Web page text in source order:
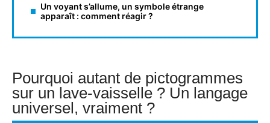
Un voyant s’allume, un symbole étrange
apparaît : comment réagir ?
Pourquoi autant de pictogrammes
sur un lave-vaisselle ? Un langage
universel, vraiment ?